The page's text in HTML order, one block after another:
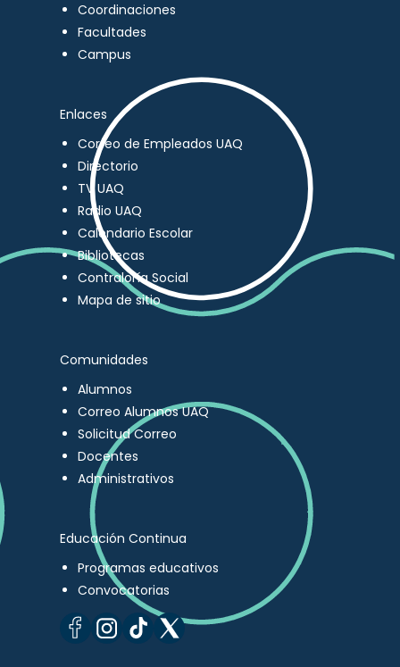
Coordinaciones
Facultades
Campus
Enlaces
Correo de Empleados UAQ
Directorio
TV UAQ
Radio UAQ
Calendario Escolar
Bibliotecas
Contraloría Social
Mapa de sitio
Comunidades
Alumnos
Correo Alumnos UAQ
Solicitud Correo
Docentes
Administrativos
Educación Continua
Programas educativos
Convocatorias